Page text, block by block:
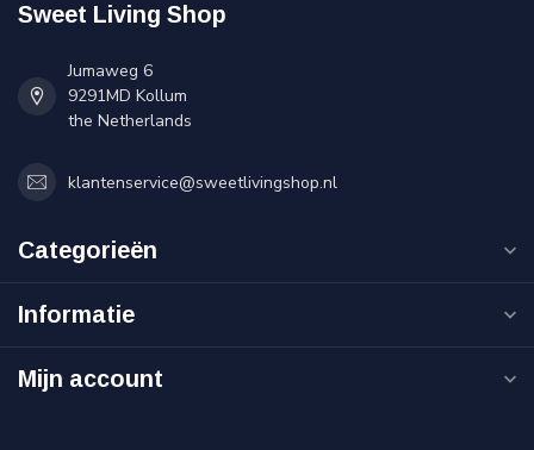
Sweet Living Shop
Jumaweg 6
9291MD Kollum
the Netherlands
klantenservice@sweetlivingshop.nl
Categorieën
Informatie
Mijn account